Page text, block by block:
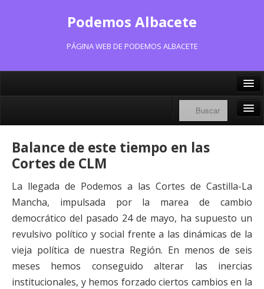
Podemos Albacete
PÁGINA WEB DE PODEMOS ALBACETE
Facebook
Instagram
Portavoz Municipal
Consejo Ciudadano Municipal
Actas Consejo Ciudadano
Actas Asamblea Ciudadana
Contacto
Financiación
Balance de este tiempo en las
Cortes de CLM
La llegada de Podemos a las Cortes de Castilla-La
Mancha, impulsada por la marea de cambio
democrático del pasado 24 de mayo, ha supuesto un
revulsivo político y social frente a las dinámicas de la
vieja política de nuestra Región. En menos de seis
meses hemos conseguido alterar las inercias
institucionales, y hemos forzado ciertos cambios en la